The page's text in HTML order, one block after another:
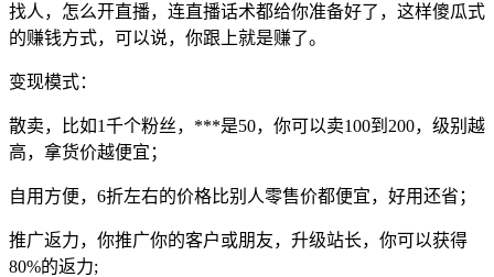
找人，怎么开直播，连直播话术都给你准备好了，这样傻瓜式
的赚钱方式，可以说，你跟上就是赚了。
变现模式：
散卖，比如1千个粉丝，***是50，你可以卖100到200，级别越
高，拿货价越便宜；
自用方便，6折左右的价格比别人零售价都便宜，好用还省；
推广返力，你推广你的客户或朋友，升级站长，你可以获得
80%的返力;